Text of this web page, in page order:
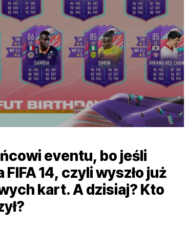
eventu, bo jeśli
14, czyli wyszło już
kart. A dzisiaj? Kto